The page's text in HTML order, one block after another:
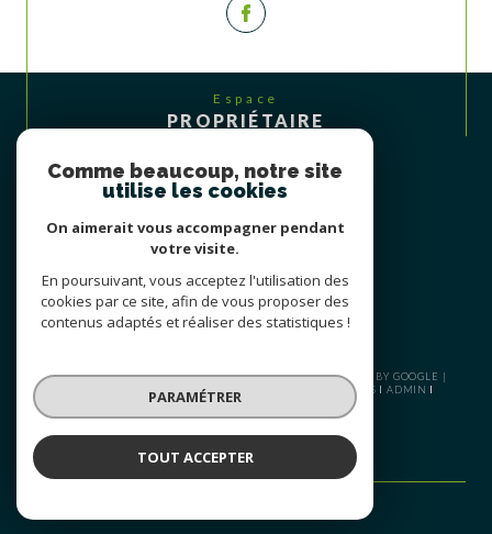
Espace
PROPRIÉTAIRE
© 2026 | TOUS DROITS RÉSERVÉS | TRADUCTION POWERED BY GOOGLE |
NOS HONORAIRES MENTIONS LÉGALES
ADMIN
NOS LIENS
POLITIQUE RGPD COOKIES
Comme beaucoup, notre site
utilise les cookies
On aimerait vous accompagner pendant
votre visite.
En poursuivant, vous acceptez l'utilisation des
cookies par ce site, afin de vous proposer des
contenus adaptés et réaliser des statistiques !
PARAMÉTRER
TOUT ACCEPTER